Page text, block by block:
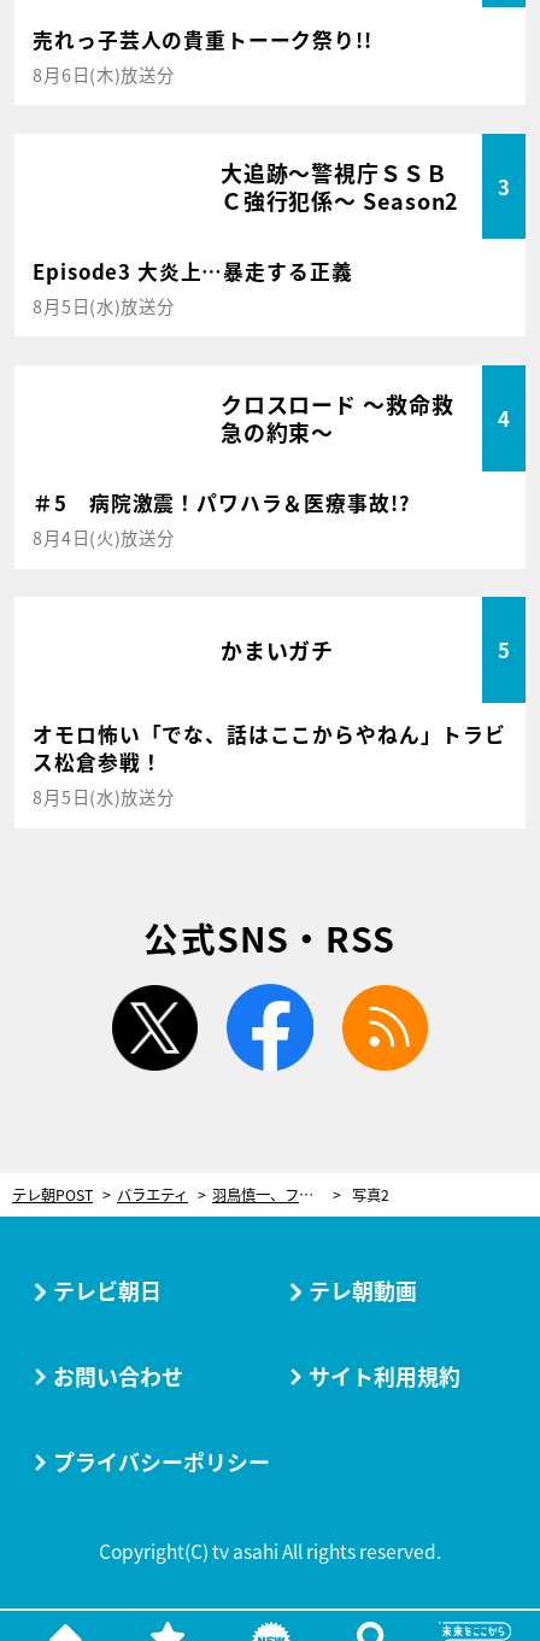
売れっ子芸人の貴重トーーク祭り!!
8月6日(木)放送分
大追跡～警視庁ＳＳＢ
Ｃ強行犯係～ Season2
3
Episode3 大炎上…暴走する正義
8月5日(水)放送分
クロスロード ～救命救
急の約束～
4
＃5 病院激震！パワハラ＆医療事故!?
8月4日(火)放送分
かまいガチ 5
オモロ怖い「でな、話はここからやねん」トラビ
ス松倉参戦！
8月5日(水)放送分
公式SNS・RSS
twitter facebook
テレ朝POST バラエティ 羽鳥慎一、フリーになった玉川徹を心配。イベントで舞い上がり「勘違いしているのでは？」 写真2
テレビ朝日 テレ朝動画
お問い合わせ サイト利用規約
プライバシーポリシー
Copyright(C) tv asahi All rights reserved.